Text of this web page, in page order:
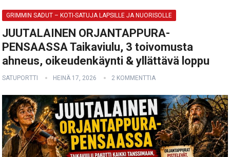
GRIMMIN SADUT – KOTI-SATUJA LAPSILLE JA NUORISOLLE
JUUTALAINEN ORJANTAPPURA-
PENSAASSA Taikaviulu, 3 toivomusta
ahneus, oikeudenkäynti & yllättävä loppu
SATUPORTTI HEINÄ 17, 2026 2 KOMMENTTIA